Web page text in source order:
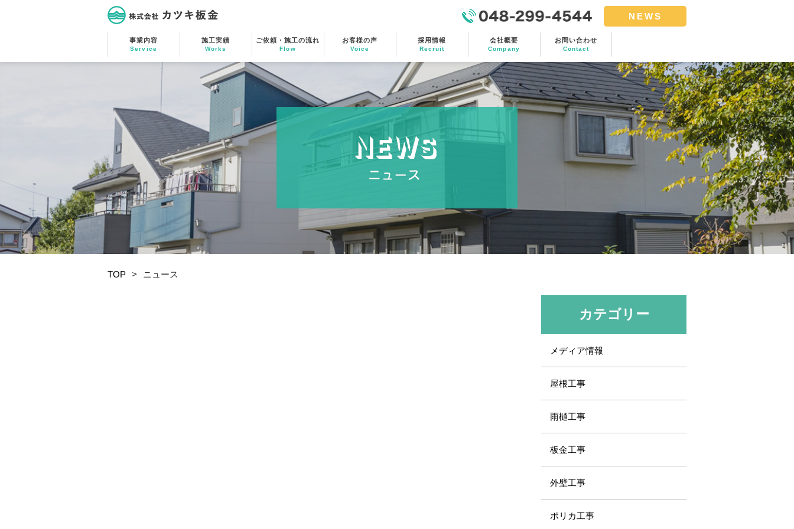
株式会社カツキ板金
NEWS
048-299-4544
事業内容
Service
施工実績
Works
ご依頼・施工の流れ
Flow
お客様の声
Voice
採用情報
Recruit
会社概要
Company
お問い合わせ
Contact
TOP > ニュース
カテゴリー
メディア情報
屋根工事
雨樋工事
板金工事
外壁工事
ポリカ工事